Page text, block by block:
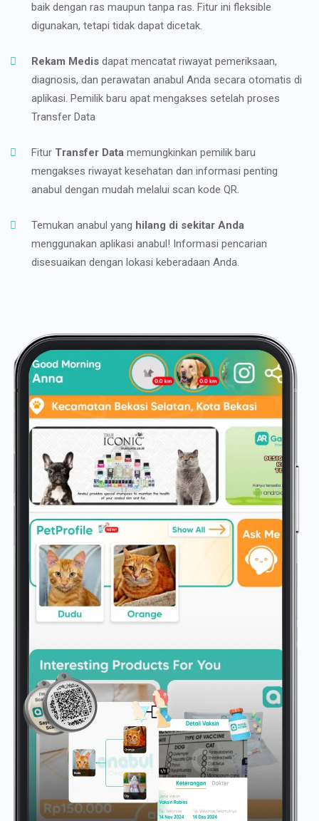
baik dengan ras maupun tanpa ras. Fitur ini fleksible
digunakan, tetapi tidak dapat dicetak.
Rekam Medis dapat mencatat riwayat pemeriksaan,
diagnosis, dan perawatan anabul Anda secara otomatis di
aplikasi. Pemilik baru apat mengakses setelah proses
Transfer Data
Fitur Transfer Data memungkinkan pemilik baru
mengakses riwayat kesehatan dan informasi penting
anabul dengan mudah melalui scan kode QR.
Temukan anabul yang hilang di sekitar Anda
menggunakan aplikasi anabul! Informasi pencarian
disesuaikan dengan lokasi keberadaan Anda.